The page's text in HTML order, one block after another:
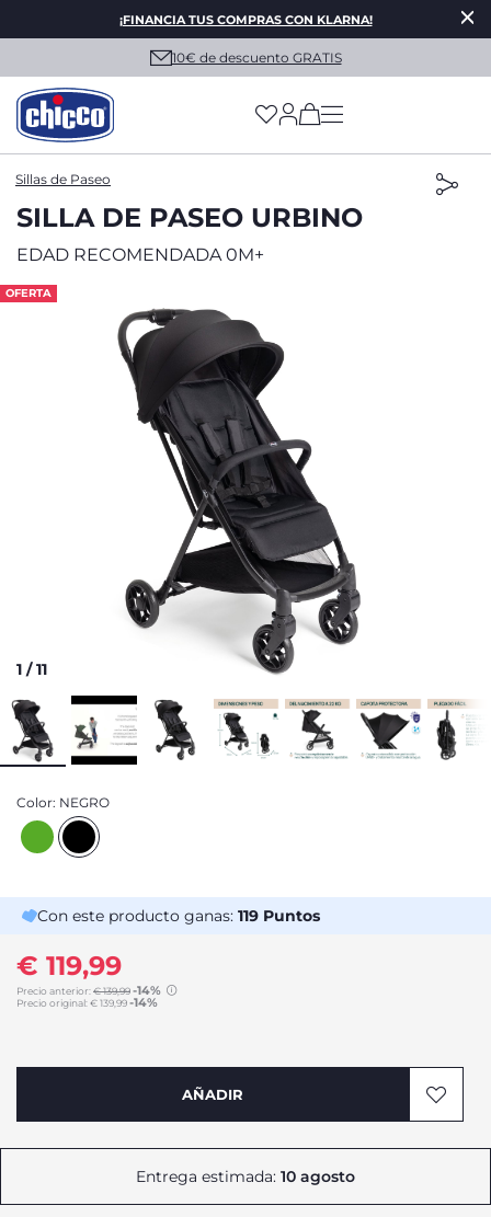
¡FINANCIA TUS COMPRAS CON KLARNA!
10€ de descuento GRATIS
(has more options
Sillas de Paseo
SILLA DE PASEO URBINO
EDAD RECOMENDADA 0M+
OFERTA
1 /11
Color: NEGRO
Con este producto ganas: 119 Puntos
Precio original:€ 139,99-14%
Precio anterior:€ 139,99-14%
€ 119,99
AÑADIR
Entrega estimada: 10 agosto